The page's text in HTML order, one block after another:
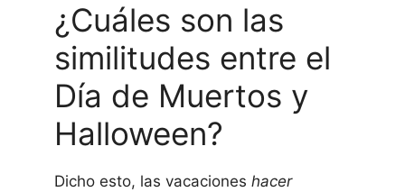
¿Cuáles son las
similitudes entre el
Día de Muertos y
Halloween?
Dicho esto, las vacaciones hacer